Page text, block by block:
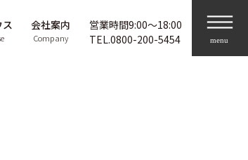
会社案内
Company
営業時間9:00〜18:00
TEL.0800-200-5454